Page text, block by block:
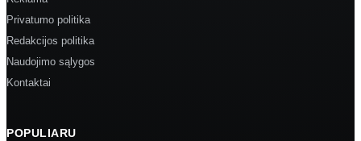
Privatumo politika
Redakcijos politika
Naudojimo sąlygos
Kontaktai
POPULIARU